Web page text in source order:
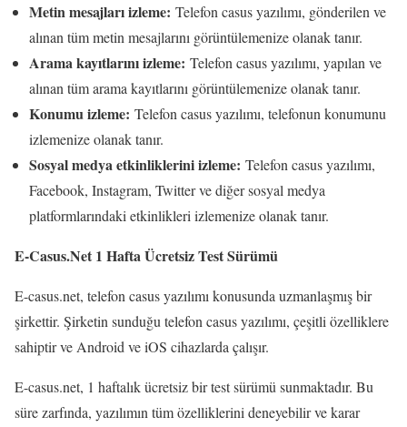
Metin mesajları izleme: Telefon casus yazılımı, gönderilen ve
alınan tüm metin mesajlarını görüntülemenize olanak tanır.
Arama kayıtlarını izleme: Telefon casus yazılımı, yapılan ve
alınan tüm arama kayıtlarını görüntülemenize olanak tanır.
Konumu izleme: Telefon casus yazılımı, telefonun konumunu
izlemenize olanak tanır.
Sosyal medya etkinliklerini izleme: Telefon casus yazılımı,
Facebook, Instagram, Twitter ve diğer sosyal medya
platformlarındaki etkinlikleri izlemenize olanak tanır.
E-Casus.Net 1 Hafta Ücretsiz Test Sürümü
E-casus.net, telefon casus yazılımı konusunda uzmanlaşmış bir
şirkettir. Şirketin sunduğu telefon casus yazılımı, çeşitli özelliklere
sahiptir ve Android ve iOS cihazlarda çalışır.
E-casus.net, 1 haftalık ücretsiz bir test sürümü sunmaktadır. Bu
süre zarfında, yazılımın tüm özelliklerini deneyebilir ve karar